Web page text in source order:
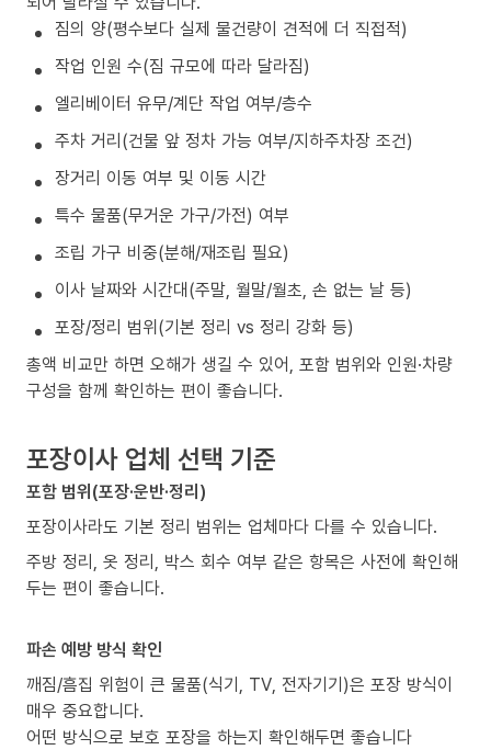
짐의 양(평수보다 실제 물건량이 견적에 더 직접적)
작업 인원 수(짐 규모에 따라 달라짐)
엘리베이터 유무/계단 작업 여부/층수
주차 거리(건물 앞 정차 가능 여부/지하주차장 조건)
장거리 이동 여부 및 이동 시간
특수 물품(무거운 가구/가전) 여부
조립 가구 비중(분해/재조립 필요)
이사 날짜와 시간대(주말, 월말/월초, 손 없는 날 등)
포장/정리 범위(기본 정리 vs 정리 강화 등)
총액 비교만 하면 오해가 생길 수 있어, 포함 범위와 인원·차량
구성을 함께 확인하는 편이 좋습니다.
포장이사 업체 선택 기준
포함 범위(포장·운반·정리)
포장이사라도 기본 정리 범위는 업체마다 다를 수 있습니다.
주방 정리, 옷 정리, 박스 회수 여부 같은 항목은 사전에 확인해
두는 편이 좋습니다.
파손 예방 방식 확인
깨짐/흠집 위험이 큰 물품(식기, TV, 전자기기)은 포장 방식이
매우 중요합니다.
어떤 방식으로 보호 포장을 하는지 확인해두면 좋습니다